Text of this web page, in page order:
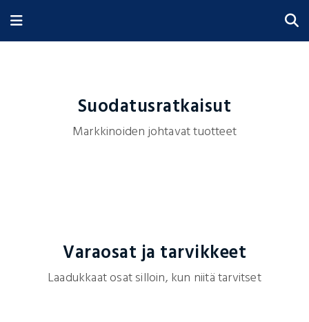
Suodatusratkaisut
Markkinoiden johtavat tuotteet
Varaosat ja tarvikkeet
Laadukkaat osat silloin, kun niitä tarvitset